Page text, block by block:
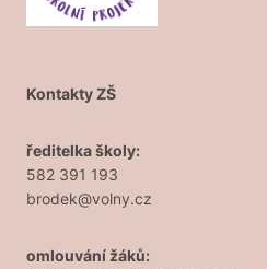
Kontakty ZŠ
ředitelka školy:
582 391 193
brodek@volny.cz
omlouvání žáků: